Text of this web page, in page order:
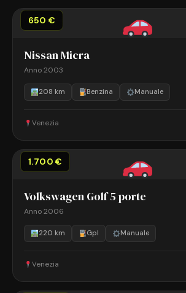
650 €
Nissan Micra
Anno 2003
208 km Benzina Manuale
Venezia
1.700 €
Volkswagen Golf 5 porte
Anno 2006
220 km Gpl Manuale
Venezia